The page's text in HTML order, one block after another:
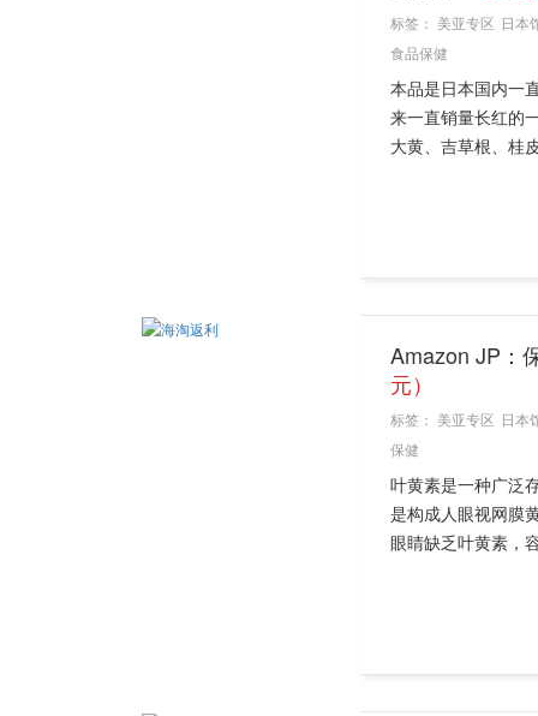
标签： 美亚专区 日本
食品保健
本品是日本国内一
来一直销量长红的
大黄、吉草根、桂
Amazon JP：
元）
标签： 美亚专区 日本
保健
叶黄素是一种广泛
是构成人眼视网膜
眼睛缺乏叶黄素，